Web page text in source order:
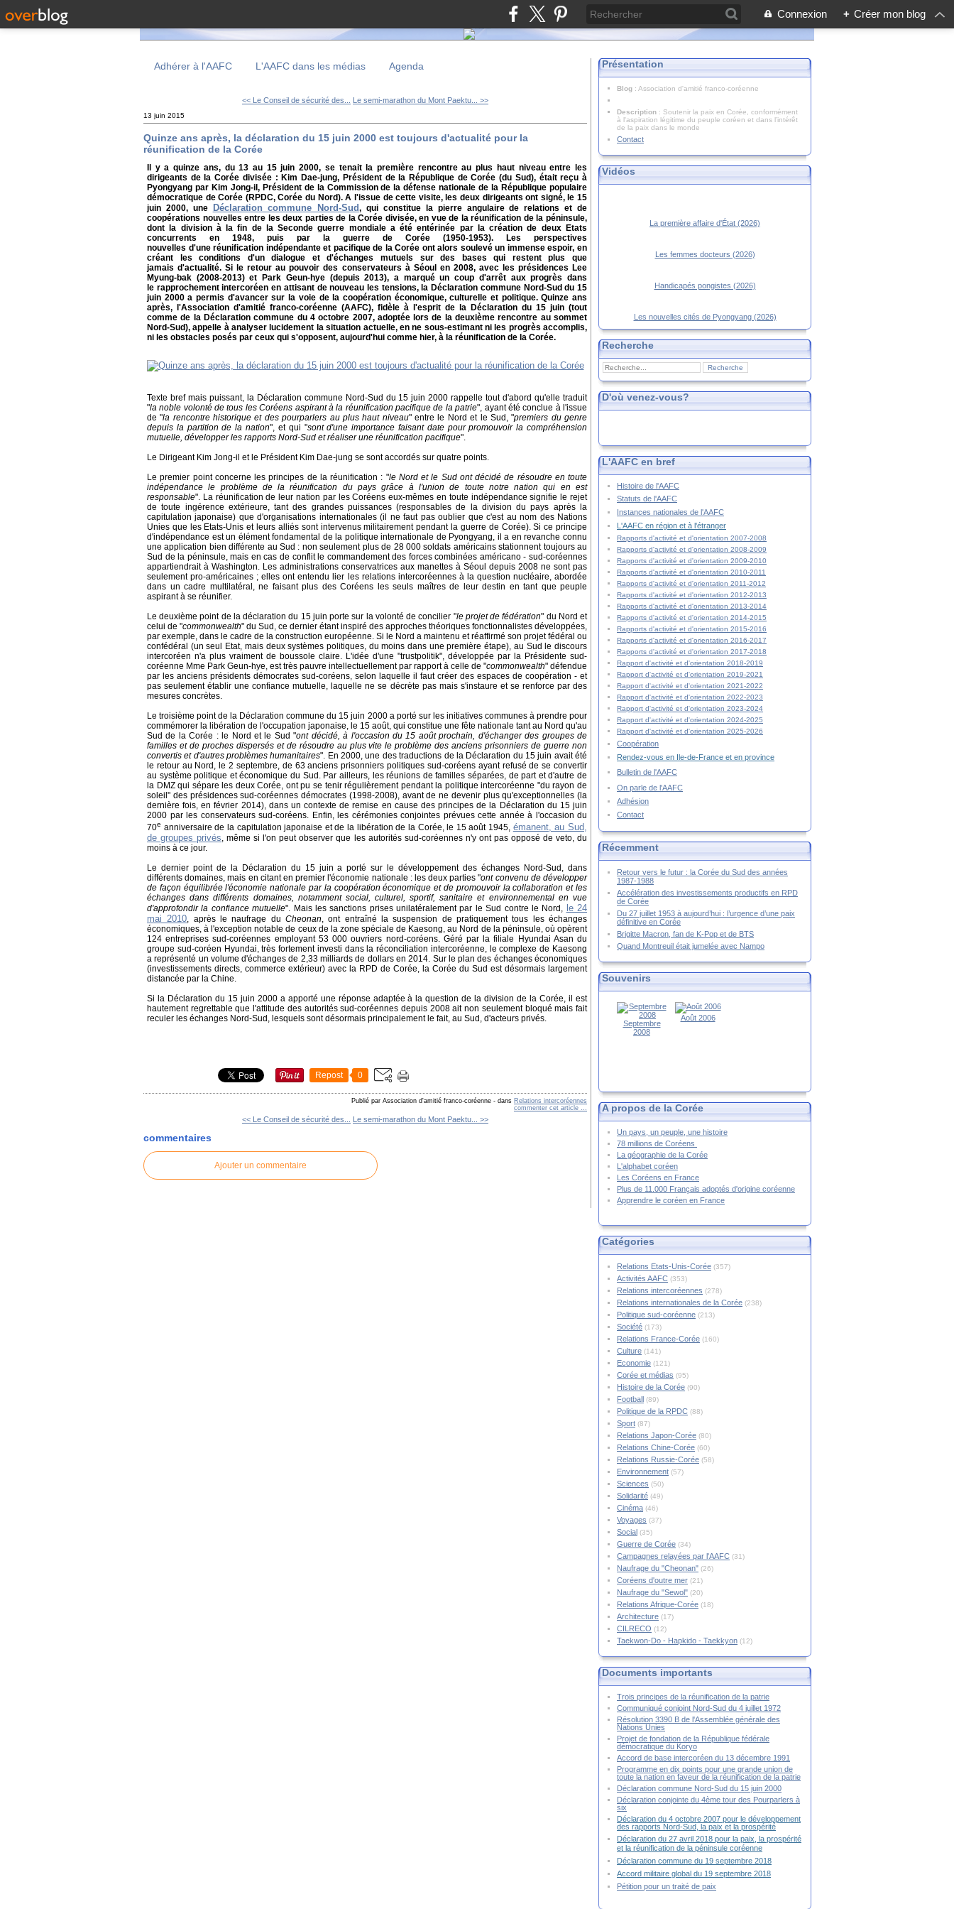
Connexion + Créer mon blog
Adhérer à l'AAFC L'AAFC dans les médias Agenda
<< Le Conseil de sécurité des... Le semi-marathon du Mont Paektu... >>
13 juin 2015
Quinze ans après, la déclaration du 15 juin 2000 est toujours d'actualité pour la
réunification de la Corée
Il y a quinze ans, du 13 au 15 juin 2000, se tenait la première rencontre au plus haut niveau entre les
dirigeants de la Corée divisée : Kim Dae-jung, Président de la République de Corée (du Sud), était reçu à
Pyongyang par Kim Jong-il, Président de la Commission de la défense nationale de la République populaire
démocratique de Corée (RPDC, Corée du Nord). A l'issue de cette visite, les deux dirigeants ont signé, le 15
juin 2000, une
Déclaration commune Nord-Sud, qui constitue la pierre angulaire de relations et de
coopérations nouvelles entre les deux parties de la Corée divisée, en vue de la réunification de la péninsule,
dont la division à la fin de la Seconde guerre mondiale a été entérinée par la création de deux Etats
concurrents en 1948, puis par la guerre de Corée (1950-1953). Les perspectives
nouvelles d'une réunification indépendante et pacifique de la Corée ont alors soulevé un immense espoir, en
créant les conditions d'un dialogue et d'échanges mutuels sur des bases qui restent plus que
jamais d'actualité. Si le retour au pouvoir des conservateurs à Séoul en 2008, avec les présidences Lee
Myung-bak (2008-2013) et Park Geun-hye (depuis 2013), a marqué un coup d'arrêt aux progrès dans
le rapprochement intercoréen en attisant de nouveau les tensions, la Déclaration commune Nord-Sud du 15
juin 2000 a permis d'avancer sur la voie de la coopération économique, culturelle et politique. Quinze ans
après, l'Association d'amitié franco-coréenne (AAFC), fidèle à l'esprit de la Déclaration du 15 juin (tout
comme de la Déclaration commune du 4 octobre 2007, adoptée lors de la deuxième rencontre au sommet
Nord-Sud), appelle à analyser lucidement la situation actuelle, en ne sous-estimant ni les progrès accomplis,
ni les obstacles posés par ceux qui s'opposent, aujourd'hui comme hier, à la réunification de la Corée.
Texte bref mais puissant, la Déclaration commune Nord-Sud du 15 juin 2000 rappelle tout d'abord qu'elle traduit
"la noble volonté de tous les Coréens aspirant à la réunification pacifique de la patrie", ayant été conclue à l'issue
de "la rencontre historique et des pourparlers au plus haut niveau" entre le Nord et le Sud, "premiers du genre
depuis la partition de la nation", et qui "sont d'une importance faisant date pour promouvoir la compréhension
mutuelle, développer les rapports Nord-Sud et réaliser une réunification pacifique".
Le Dirigeant Kim Jong-il et le Président Kim Dae-jung se sont accordés sur quatre points.
Le premier point concerne les principes de la réunification : "le Nord et le Sud ont décidé de résoudre en toute
indépendance le problème de la réunification du pays grâce à l'union de toute notre nation qui en est
responsable". La réunification de leur nation par les Coréens eux-mêmes en toute indépendance signifie le rejet
de toute ingérence extérieure, tant des grandes puissances (responsables de la division du pays après la
capitulation japonaise) que d'organisations internationales (il ne faut pas oublier que c'est au nom des Nations
Unies que les Etats-Unis et leurs alliés sont intervenus militairement pendant la guerre de Corée). Si ce principe
d'indépendance est un élément fondamental de la politique internationale de Pyongyang, il a en revanche connu
une application bien différente au Sud : non seulement plus de 28 000 soldats américains stationnent toujours au
Sud de la péninsule, mais en cas de conflit le commandement des forces combinées américano - sud-coréennes
appartiendrait à Washington. Les administrations conservatrices aux manettes à Séoul depuis 2008 ne sont pas
seulement pro-américaines ; elles ont entendu lier les relations intercoréennes à la question nucléaire, abordée
dans un cadre multilatéral, ne faisant plus des Coréens les seuls maîtres de leur destin en tant que peuple
aspirant à se réunifier.
Le deuxième point de la déclaration du 15 juin porte sur la volonté de concilier "le projet de fédération" du Nord et
celui de "commonwealth" du Sud, ce dernier étant inspiré des approches théoriques fonctionnalistes développées,
par exemple, dans le cadre de la construction européenne. Si le Nord a maintenu et réaffirmé son projet fédéral ou
confédéral (un seul Etat, mais deux systèmes politiques, du moins dans une première étape), au Sud le discours
intercoréen n'a plus vraiment de boussole claire. L'idée d'une "trustpolitik", développée par la Présidente sud-
coréenne Mme Park Geun-hye, est très pauvre intellectuellement par rapport à celle de "commonwealth" défendue
par les anciens présidents démocrates sud-coréens, selon laquelle il faut créer des espaces de coopération - et
pas seulement établir une confiance mutuelle, laquelle ne se décrète pas mais s'instaure et se renforce par des
mesures concrètes.
Le troisième point de la Déclaration commune du 15 juin 2000 a porté sur les initiatives communes à prendre pour
commémorer la libération de l'occupation japonaise, le 15 août, qui constitue une fête nationale tant au Nord qu'au
Sud de la Corée : le Nord et le Sud "ont décidé, à l'occasion du 15 août prochain, d'échanger des groupes de
familles et de proches dispersés et de résoudre au plus vite le problème des anciens prisonniers de guerre non
convertis et d'autres problèmes humanitaires". En 2000, une des traductions de la Déclaration du 15 juin avait été
le retour au Nord, le 2 septembre, de 63 anciens prisonniers politiques sud-coréens ayant refusé de se convertir
au système politique et économique du Sud. Par ailleurs, les réunions de familles séparées, de part et d'autre de
la DMZ qui sépare les deux Corée, ont pu se tenir régulièrement pendant la politique intercoréenne "du rayon de
soleil" des présidences sud-coréennes démocrates (1998-2008), avant de ne devenir plus qu'exceptionnelles (la
dernière fois, en février 2014), dans un contexte de remise en cause des principes de la Déclaration du 15 juin
2000 par les conservateurs sud-coréens. Enfin, les cérémonies conjointes prévues cette année à l'occasion du
70e anniversaire de la capitulation japonaise et de la libération de la Corée, le 15 août 1945, émanent, au Sud,
de groupes privés, même si l'on peut observer que les autorités sud-coréennes n'y ont pas opposé de veto, du
moins à ce jour.
Le dernier point de la Déclaration du 15 juin a porté sur le développement des échanges Nord-Sud, dans
différents domaines, mais en citant en premier l'économie nationale : les deux parties "ont convenu de développer
de façon équilibrée l'économie nationale par la coopération économique et de promouvoir la collaboration et les
échanges dans différents domaines, notamment social, culturel, sportif, sanitaire et environnemental en vue
d'approfondir la confiance mutuelle". Mais les sanctions prises unilatéralement par le Sud contre le Nord, le 24
mai 2010, après le naufrage duCheonan, ont entraîné la suspension de pratiquement tous les échanges
économiques, à l'exception notable de ceux de la zone spéciale de Kaesong, au Nord de la péninsule, où opèrent
124 entreprises sud-coréennes employant 53 000 ouvriers nord-coréens. Géré par la filiale Hyundai Asan du
groupe sud-coréen Hyundai, très fortement investi dans la réconciliation intercoréenne, le complexe de Kaesong
a représenté un volume d'échanges de 2,33 milliards de dollars en 2014. Sur le plan des échanges économiques
(investissements directs, commerce extérieur) avec la RPD de Corée, la Corée du Sud est désormais largement
distancée par la Chine.
Si la Déclaration du 15 juin 2000 a apporté une réponse adaptée à la question de la division de la Corée, il est
hautement regrettable que l'attitude des autorités sud-coréennes depuis 2008 ait non seulement bloqué mais fait
reculer les échanges Nord-Sud, lesquels sont désormais principalement le fait, au Sud, d'acteurs privés.
Repost 0
Publié par Association d'amitié franco-coréenne - dans Relations intercoréennes
commenter cet article …
<< Le Conseil de sécurité des... Le semi-marathon du Mont Paektu... >>
commentaires
Ajouter un commentaire
Présentation
Blog : Association d'amitié franco-coréenne
Description : Soutenir la paix en Corée, conformément
à l'aspiration légitime du peuple coréen et dans l’intérêt
de la paix dans le monde
Contact
Vidéos
La première affaire d'État (2026)
Les femmes docteurs (2026)
Handicapés pongistes (2026)
Les nouvelles cités de Pyongyang (2026)
Recherche
D'où venez-vous?
L'AAFC en bref
Histoire de l'AAFC
Statuts de l'AAFC
Instances nationales de l'AAFC
L'AAFC en région et à l'étranger
Rapports d'activité et d'orientation 2007-2008
Rapports d'activité et d'orientation 2008-2009
Rapports d'activité et d'orientation 2009-2010
Rapports d'activité et d'orientation 2010-2011
Rapports d'activité et d'orientation 2011-2012
Rapports d'activité et d'orientation 2012-2013
Rapports d'activité et d'orientation 2013-2014
Rapports d'activité et d'orientation 2014-2015
Rapports d'activité et d'orientation 2015-2016
Rapports d'activité et d'orientation 2016-2017
Rapports d'activité et d'orientation 2017-2018
Rapport d'activité et d'orientation 2018-2019
Rapport d'activité et d'orientation 2019-2021
Rapport d'activité et d'orientation 2021-2022
Rapport d'activité et d'orientation 2022-2023
Rapport d'activité et d'orientation 2023-2024
Rapport d'activité et d'orientation 2024-2025
Rapport d'activité et d'orientation 2025-2026
Coopération
Rendez-vous en Ile-de-France et en province
Bulletin de l'AAFC
On parle de l'AAFC
Adhésion
Contact
Récemment
Retour vers le futur : la Corée du Sud des années
1987-1988
Accélération des investissements productifs en RPD
de Corée
Du 27 juillet 1953 à aujourd’hui : l’urgence d’une paix
définitive en Corée
Brigitte Macron, fan de K-Pop et de BTS
Quand Montreuil était jumelée avec Nampo
Souvenirs
Septembre
2008
Août 2006
A propos de la Corée
Un pays, un peuple, une histoire
78 millions de Coréens
La géographie de la Corée
L'alphabet coréen
Les Coréens en France
Plus de 11.000 Français adoptés d'origine coréenne
Apprendre le coréen en France
Catégories
Relations Etats-Unis-Corée (357)
Activités AAFC (353)
Relations intercoréennes (278)
Relations internationales de la Corée (238)
Politique sud-coréenne (213)
Société (173)
Relations France-Corée (160)
Culture (141)
Economie (121)
Corée et médias (95)
Histoire de la Corée (90)
Football (89)
Politique de la RPDC (88)
Sport (87)
Relations Japon-Corée (80)
Relations Chine-Corée (60)
Relations Russie-Corée (58)
Environnement (57)
Sciences (50)
Solidarité (49)
Cinéma (46)
Voyages (37)
Social (35)
Guerre de Corée (34)
Campagnes relayées par l'AAFC (31)
Naufrage du "Cheonan" (26)
Coréens d'outre mer (21)
Naufrage du "Sewol" (20)
Relations Afrique-Corée (18)
Architecture (17)
CILRECO (12)
Taekwon-Do - Hapkido - Taekkyon (12)
Documents importants
Trois principes de la réunification de la patrie
Communiqué conjoint Nord-Sud du 4 juillet 1972
Résolution 3390 B de l'Assemblée générale des
Nations Unies
Projet de fondation de la République fédérale
démocratique du Koryo
Accord de base intercoréen du 13 décembre 1991
Programme en dix points pour une grande union de
toute la nation en faveur de la réunification de la patrie
Déclaration commune Nord-Sud du 15 juin 2000
Déclaration conjointe du 4ème tour des Pourparlers à
six
Déclaration du 4 octobre 2007 pour le développement
des rapports Nord-Sud, la paix et la prospérité
Déclaration du 27 avril 2018 pour la paix, la prospérité
et la réunification de la péninsule coréenne
Déclaration commune du 19 septembre 2018
Accord militaire global du 19 septembre 2018
Pétition pour un traité de paix